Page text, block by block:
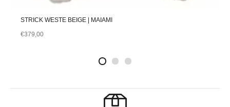
STRICK WESTE BEIGE | MAIAMI
€379,00